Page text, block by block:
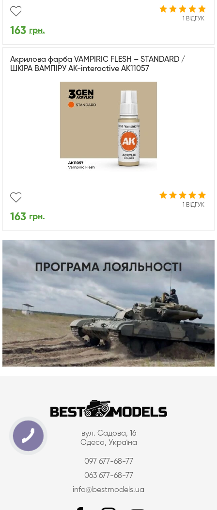
1 ВІДГУК
163 грн.
Акрилова фарба VAMPIRIC FLESH – STANDARD /
ШКІРА ВАМПІРУ AK-interactive AK11057
1 ВІДГУК
163 грн.
вул. Садова, 16
Одеса, Україна
097 677-68-77
063 677-68-77
info@bestmodels.ua